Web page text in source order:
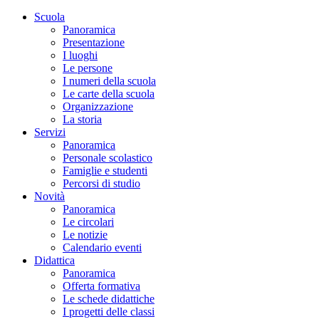
Scuola
Panoramica
Presentazione
I luoghi
Le persone
I numeri della scuola
Le carte della scuola
Organizzazione
La storia
Servizi
Panoramica
Personale scolastico
Famiglie e studenti
Percorsi di studio
Novità
Panoramica
Le circolari
Le notizie
Calendario eventi
Didattica
Panoramica
Offerta formativa
Le schede didattiche
I progetti delle classi